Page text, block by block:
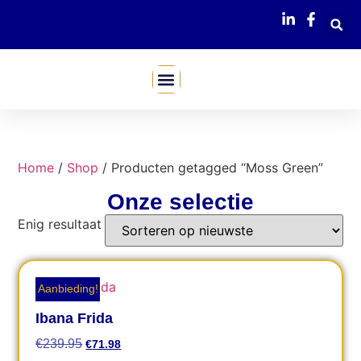
Home / Shop / Producten getagged “Moss Green”
Onze selectie
Enig resultaat
Aanbieding!
Ibana Frida
€239.95 €71.98